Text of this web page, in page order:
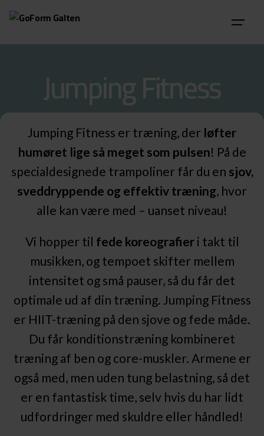
Jumping Fitness
Jumping Fitness er træning, der løfter
humøret lige så meget som pulsen! På de
specialdesignede trampoliner får du en sjov,
sveddryppende og effektiv træning, hvor
alle kan være med – uanset niveau!
Vi hopper til fede koreografieri takt til
musikken, og tempoet skifter mellem
intensitet og små pauser, så du får det
optimale ud af din træning. Jumping Fitness
er HIIT-træning på den sjove og fede måde.
Du får konditionstræning kombineret
træning af ben og core-muskler. Armene er
også med, men uden tung belastning, så det
er en fantastisk time, selv hvis du har lidt
udfordringer med skuldre eller håndled!